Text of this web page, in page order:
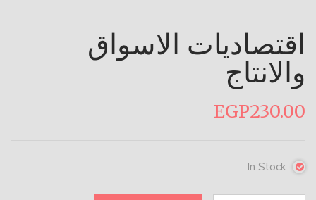
اقتصاديات الاسواق
والانتاج
EGP230.00
In Stock